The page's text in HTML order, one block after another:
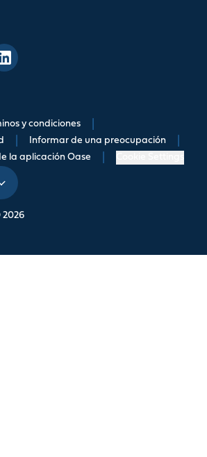
2026
y condiciones
Informar de una preocupación
la aplicación Oase